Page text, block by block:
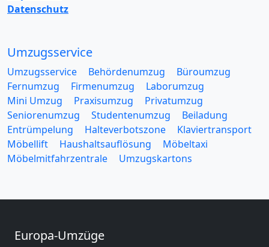
Datenschutz
Umzugsservice
Umzugsservice Behördenumzug
Büroumzug
Fernumzug
Firmenumzug
Laborumzug
Mini Umzug
Praxisumzug
Privatumzug
Seniorenumzug
Studentenumzug
Beiladung
Entrümpelung
Halteverbotszone
Klaviertransport
Möbellift
Haushaltsauflösung
Möbeltaxi
Möbelmitfahrzentrale
Umzugskartons
Europa-Umzüge